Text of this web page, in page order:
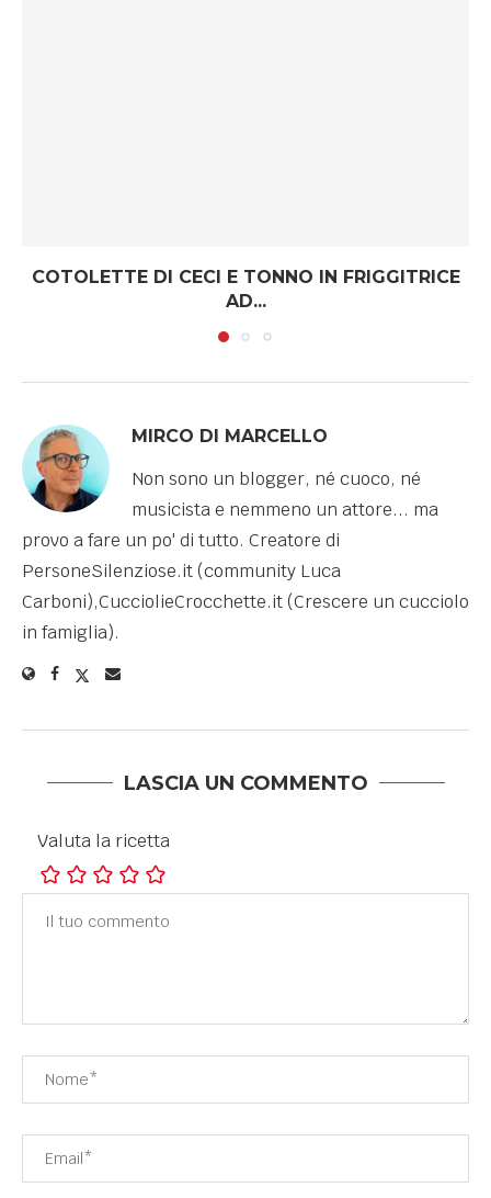
COTOLETTE DI CECI E TONNO IN FRIGGITRICE
AD...
MIRCO DI MARCELLO
Non sono un blogger, né cuoco, né
musicista e nemmeno un attore... ma
provo a fare un po' di tutto. Creatore di
PersoneSilenziose.it (community Luca
Carboni),CucciolieCrocchette.it (Crescere un cucciolo
in famiglia).
LASCIA UN COMMENTO
Valuta la ricetta